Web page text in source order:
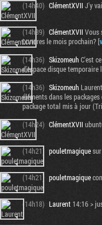
(14h40) ClémentXVII J'y
(14h39) ClémentXVIIVous
Londres le mois prochain? [
(14h36) SkizomeuhC'est
d'espace disque temporaire
(14h36) Skizomeuh
éléments dans les
package total mis à jour
(14h24) ClémentXVII
(14h21) pouletmagique
(14h21) pouletmagique
(14h18) Laurent14:16 >